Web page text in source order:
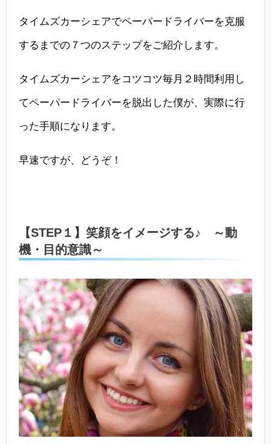
タイムズカーシェアでペーパードライバーを克服
するまでの７つのステップをご紹介します。
タイムズカーシェアをコツコツ毎月２時間利用し
てペーパードライバーを脱出した僕が、実際に行
った手順になります。
早速ですが、どうぞ！
【STEP１】笑顔をイメージする♪ ～動
機・目的意識～